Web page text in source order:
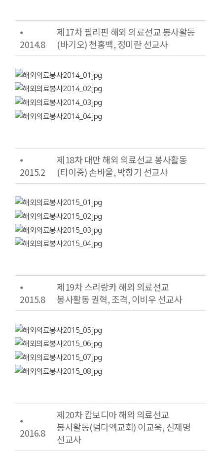
⦁
2014.8
제17차 필리핀 해외 의료선교 봉사활동
(바기오) 천홍백, 정미란 선교사
⦁
2015.2
제18차 대만 해외 의료선교 봉사활동
(타이중) 손바울, 박향기 선교사
⦁
2015.8
제19차 스리랑카 해외 의료선교
봉사활동 권혁, 조격, 이비우 선교사
⦁
2016.8
제20차 캄보디아 해외 의료선교
봉사활동(덤다엑교회) 이교욱, 신재명
선교사